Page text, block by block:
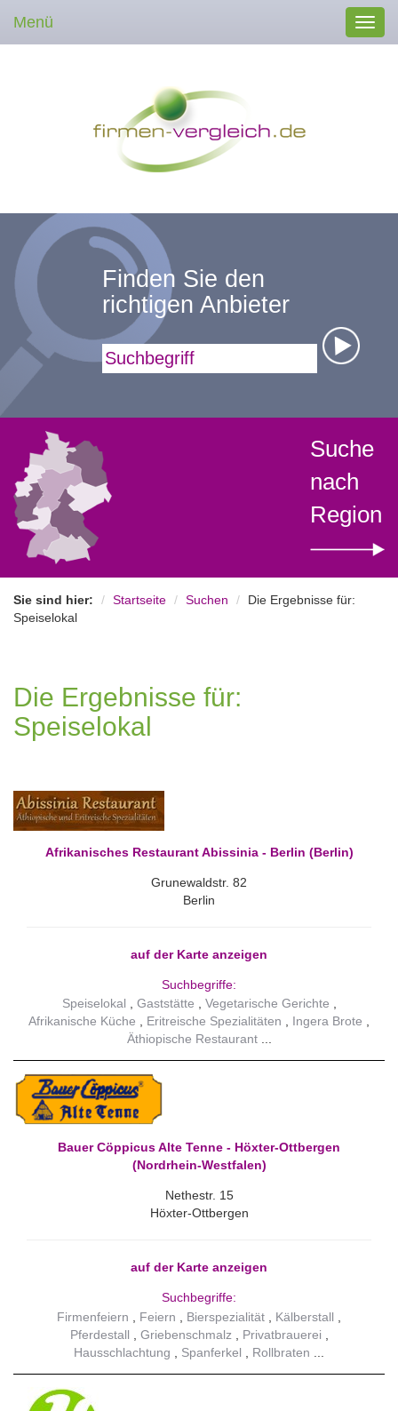
Menü
Finden Sie den
richtigen Anbieter
Suchbegriff
Suche
nach
Region
Sie sind hier: Startseite Suchen
Die Ergebnisse für:
Speiselokal
Die Ergebnisse für:
Speiselokal
Afrikanisches Restaurant Abissinia - Berlin (Berlin)
Grunewaldstr. 82
Berlin
auf der Karte anzeigen
Suchbegriffe:
Speiselokal
Gaststätte
Vegetarische Gerichte
Afrikanische Küche
Eritreische Spezialitäten
Ingera Brote
Äthiopische Restaurant
Bauer Cöppicus Alte Tenne - Höxter-Ottbergen
(Nordrhein-Westfalen)
Nethestr. 15
Höxter-Ottbergen
auf der Karte anzeigen
Suchbegriffe:
Firmenfeiern
Feiern Bierspezialität
Kälberstall
Pferdestall
Griebenschmalz
Privatbrauerei
Hausschlachtung
Spanferkel Rollbraten